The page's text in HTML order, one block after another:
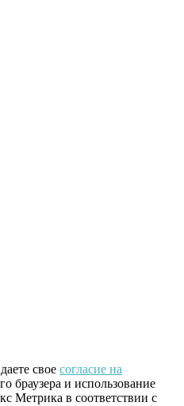
свое согласие на
браузера и использование
Метрика в соответствии с